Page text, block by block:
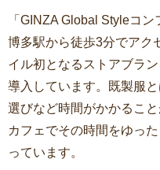
「GINZA Global Styleコ
博多駅から徒歩3分でアク
イル初となるストアブラ
導入しています。既製服
選びなど時間がかかるこ
カフェでその時間をゆっ
っています。